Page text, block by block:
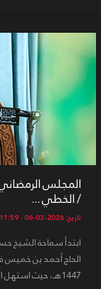
/ الخطي ...
تاريخ: 2026-03-06 - 11:59 مساءً - قراءات: 289
ابتدأ سماحة الشيخ
الحاج أحمد بن خميس
1447هـ، حيث استهل المجلس...